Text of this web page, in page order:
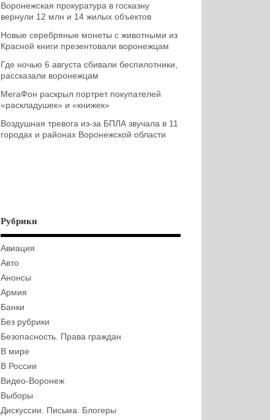
Воронежская прокуратура в госказну
вернули 12 млн и 14 жилых объектов
Новые серебряные монеты с животными из
Красной книги презентовали воронежцам
Где ночью 6 августа сбивали беспилотники,
рассказали воронежцам
МегаФон раскрыл портрет покупателей
«раскладушек» и «книжек»
Воздушная тревога из-за БПЛА звучала в 11
городах и районах Воронежской области
Рубрики
Авиация
Авто
Анонсы
Армия
Банки
Без рубрики
Безопасность. Права граждан
В мире
В России
Видео-Воронеж
Выборы
Дискуссии. Письма. Блогеры